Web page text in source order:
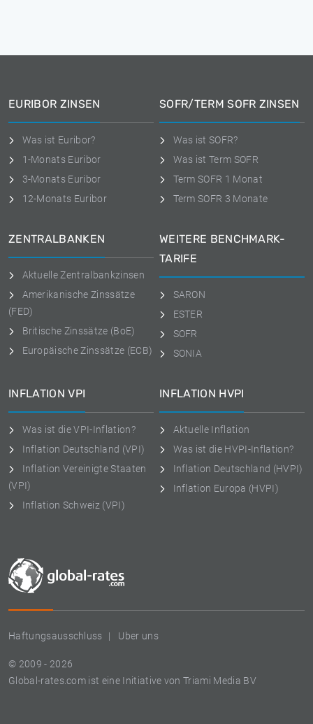
Haftungsausschluss Uber uns
© 2009 - 2026
Global-rates.com ist eine Initiative von Triami Media BV
EURIBOR ZINSEN
Was ist Euribor?
1-Monats Euribor
3-Monats Euribor
12-Monats Euribor
SOFR/TERM SOFR ZINSEN
Was ist SOFR?
Was ist Term SOFR
Term SOFR 1 Monat
Term SOFR 3 Monate
ZENTRALBANKEN
Aktuelle Zentralbankzinsen
Amerikanische Zinssätze
(FED)
Britische Zinssätze (BoE)
Europäische Zinssätze (ECB)
WEITERE BENCHMARK-
TARIFE
SARON
ESTER
SOFR
SONIA
INFLATION VPI
Was ist die VPI-Inflation?
Inflation Deutschland (VPI)
Inflation Vereinigte Staaten
(VPI)
Inflation Schweiz (VPI)
INFLATION HVPI
Aktuelle Inflation
Was ist die HVPI-Inflation?
Inflation Deutschland (HVPI)
Inflation Europa (HVPI)